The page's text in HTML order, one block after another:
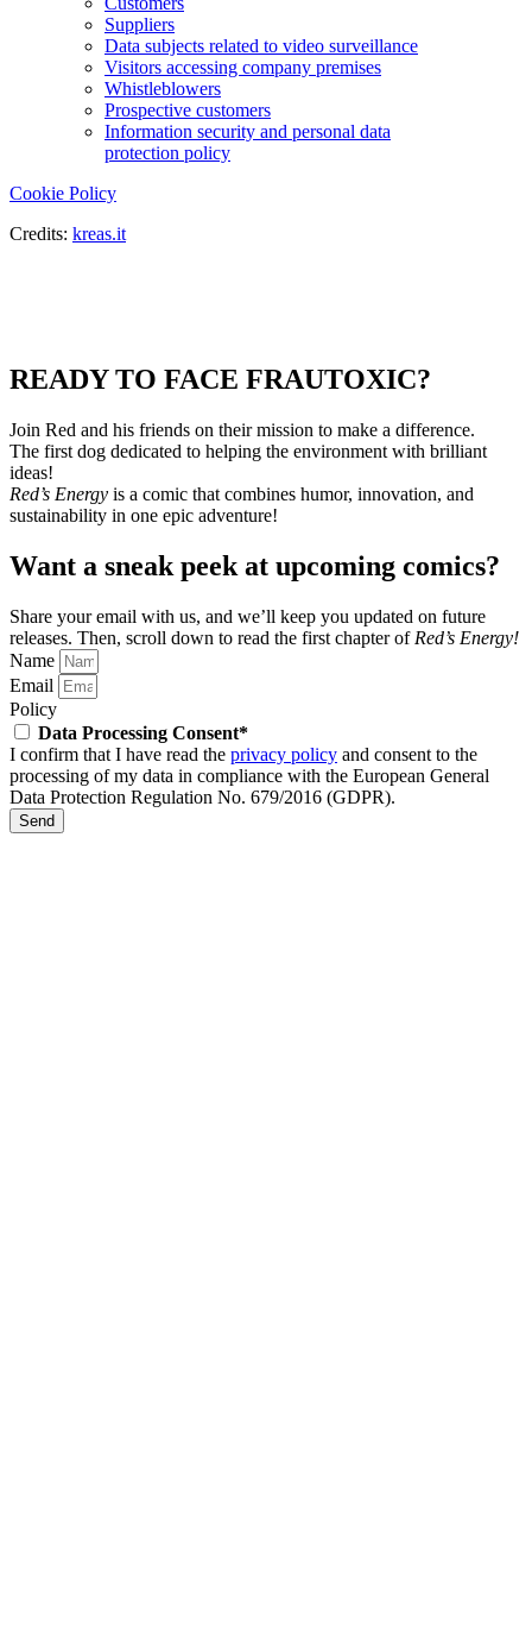
Suppliers
Data subjects related to video surveillance
Visitors accessing company premises
Whistleblowers
Prospective customers
Information security and personal data
protection policy
Cookie Policy
Credits: kreas.it
READY TO FACE FRAUTOXIC?
Join Red and his friends on their mission to make a difference.
The first dog dedicated to helping the environment with brilliant
ideas!
Red’s Energy is a comic that combines humor, innovation, and
sustainability in one epic adventure!
Want a sneak peek at upcoming comics?
Share your email with us, and we’ll keep you updated on future
releases. Then, scroll down to read the first chapter of Red’s Energy!
Name
Email
Policy
Data Processing Consent*
I confirm that I have read the privacy policy and consent to the
processing of my data in compliance with the European General
Data Protection Regulation No. 679/2016 (GDPR).
Send